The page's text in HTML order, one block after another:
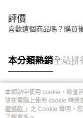
評價
喜歡這個商品嗎？購買
本分類熱銷全站排
熱門標籤
本網站中使用 cookie，欲查
望在電腦上使用 cookie 時應
權條款 」之 Cookie 聲明。